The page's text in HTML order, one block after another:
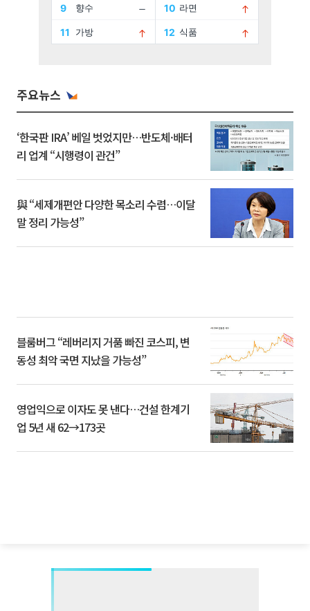
주요뉴스
‘한국판 IRA’ 베일 벗었지만…반도체·배터
리 업계 “시행령이 관건”
與 “세제개편안 다양한 목소리 수렴…이달
말 정리 가능성”
블룸버그 “레버리지 거품 빠진 코스피, 변
동성 최악 국면 지났을 가능성”
영업익으로 이자도 못 낸다…건설 한계기
업 5년 새 62→173곳